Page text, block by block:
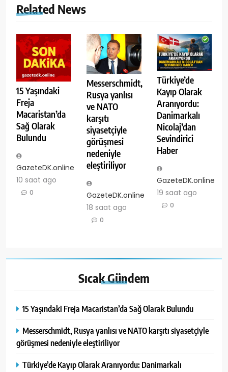
Related News
15 Yaşındaki
Freja
Macaristan’da
Sağ Olarak
Bulundu
GazeteDK.online
10 saat ago
0
Messerschmidt,
Rusya yanlısı
ve NATO
karşıtı
siyasetçiyle
görüşmesi
nedeniyle
eleştiriliyor
GazeteDK.online
18 saat ago
0
Türkiye’de
Kayıp Olarak
Aranıyordu:
Danimarkalı
Nicolaj’dan
Sevindirici
Haber
GazeteDK.online
19 saat ago
0
SıcakGündem
15 Yaşındaki Freja Macaristan’da Sağ Olarak Bulundu
Messerschmidt, Rusya yanlısı ve NATO karşıtı siyasetçiyle
görüşmesi nedeniyle eleştiriliyor
Türkiye’de Kayıp Olarak Aranıyordu: Danimarkalı